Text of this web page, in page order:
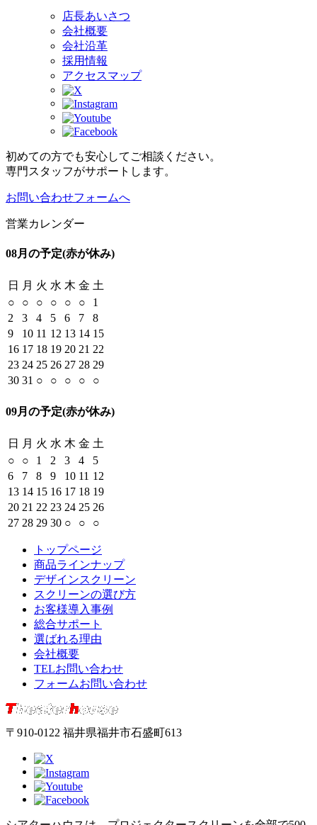
店長あいさつ
会社概要
会社沿革
採用情報
アクセスマップ
初めての方でも安心してご相談ください。
専門スタッフがサポートします。
お問い合わせフォームへ
営業カレンダー
08月の予定(赤が休み)
日 月 火 水 木 金 土
○
○ ○ ○ ○ ○
1
2
3 4 5 6 7
8
9
10 11 12 13 14 15
16 17 18 19 20 21 22
23 24 25 26 27 28 29
30 31 ○ ○ ○ ○ ○
09月の予定(赤が休み)
日 月 火 水 木 金 土
○
○ 1 2 3 4
5
6
7 8 9 10 11 12
13 14 15 16 17 18 19
20 21 22 23 24 25 26
27 28 29 30 ○ ○ ○
トップページ
商品ラインナップ
デザインスクリーン
スクリーンの選び方
お客様導入事例
総合サポート
選ばれる理由
会社概要
TELお問い合わせ
フォームお問い合わせ
〒910-0122 福井県福井市石盛町613